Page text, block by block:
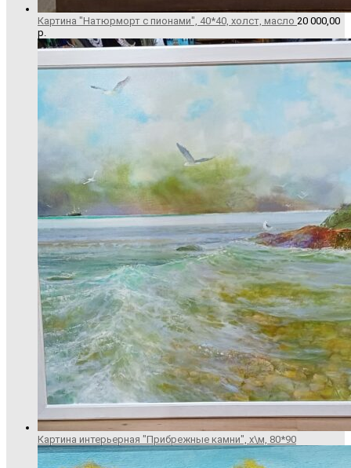
Картина "Натюрморт с пионами", 40*40, холст, масло 20 000,00
р.
Картина интерьерная "Прибрежные камни", х\м, 80*90